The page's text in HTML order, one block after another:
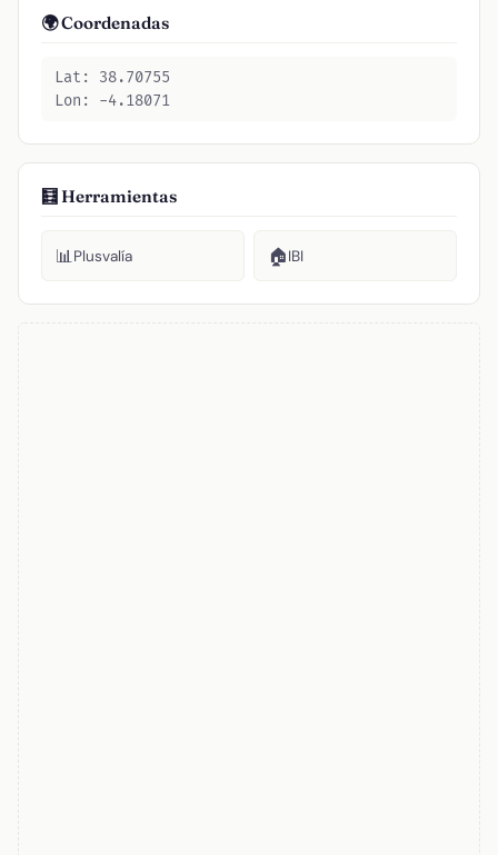
🌍 Coordenadas
Lat: 38.70755
Lon: -4.18071
🧮 Herramientas
📊Plusvalía 🏠IBI